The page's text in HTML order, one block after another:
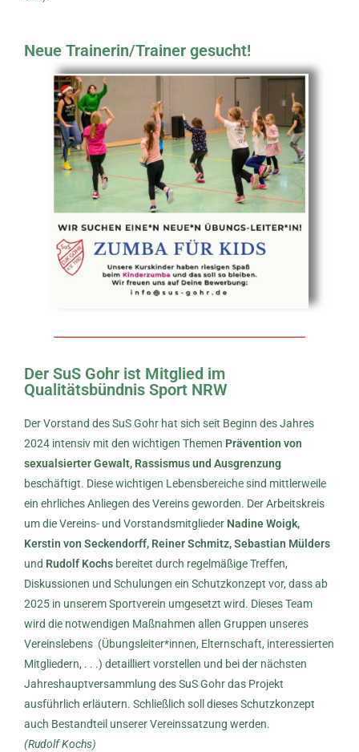
Neue Trainerin/Trainer gesucht!
Der SuS Gohr ist Mitglied im
Qualitätsbündnis Sport NRW
Der Vorstand des SuS Gohr hat sich seit Beginn des Jahres
2024 intensiv mit den wichtigen Themen Prävention von
sexualsierter Gewalt, Rassismus und Ausgrenzung
beschäftigt. Diese wichtigen Lebensbereiche sind mittlerweile
ein ehrliches Anliegen des Vereins geworden. Der Arbeitskreis
um die Vereins- und Vorstandsmitglieder Nadine Woigk,
Kerstin von Seckendorff, Reiner Schmitz, Sebastian Mülders
und Rudolf Kochs bereitet durch regelmäßige Treffen,
Diskussionen und Schulungen ein Schutzkonzept vor, dass ab
2025 in unserem Sportverein umgesetzt wird. Dieses Team
wird die notwendigen Maßnahmen allen Gruppen unseres
Vereinslebens (Übungsleiter*innen, Elternschaft, interessierten
Mitgliedern, . . .) detailliert vorstellen und bei der nächsten
Jahreshauptversammlung des SuS Gohr das Projekt
ausführlich erläutern. Schließlich soll dieses Schutzkonzept
auch Bestandteil unserer Vereinssatzung werden.
(Rudolf Kochs)